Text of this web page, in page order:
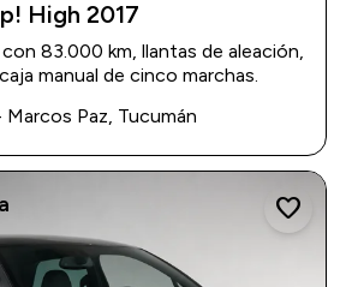
High 2017
83.000 km, llantas de aleación,
manual de cinco marchas.
Marcos Paz, Tucumán
favorite